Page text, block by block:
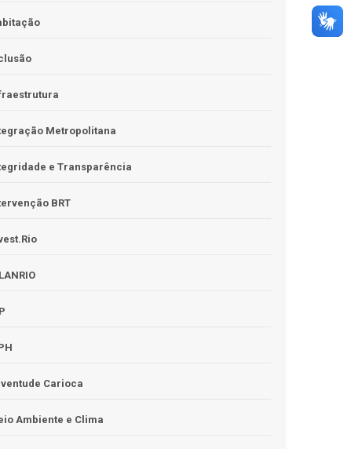
Metropolitana
e Transparência
BRT
Carioca
Ambiente e Clima